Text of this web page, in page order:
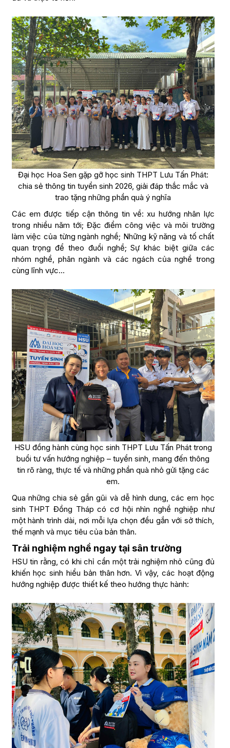
Đại học Hoa Sen gặp gỡ học sinh THPT Lưu Tấn Phát:
chia sẻ thông tin tuyển sinh 2026, giải đáp thắc mắc và
trao tặng những phần quà ý nghĩa
Các em được tiếp cận thông tin về: xu hướng nhân lực
trong nhiều năm tới; Đặc điểm công việc và môi trường
làm việc của từng ngành nghề; Những kỹ năng và tố chất
quan trọng để theo đuổi nghề; Sự khác biệt giữa các
nhóm nghề, phân ngành và các ngách của nghề trong
cùng lĩnh vực…
HSU đồng hành cùng học sinh THPT Lưu Tấn Phát trong
buổi tư vấn hướng nghiệp – tuyển sinh, mang đến thông
tin rõ ràng, thực tế và những phần quà nhỏ gửi tặng các
em.
Qua những chia sẻ gần gũi và dễ hình dung, các em học
sinh THPT Đồng Tháp có cơ hội nhìn nghề nghiệp như
một hành trình dài, nơi mỗi lựa chọn đều gắn với sở thích,
thế mạnh và mục tiêu của bản thân.
Trải nghiệm nghề ngay tại sân trường
HSU tin rằng, có khi chỉ cần một trải nghiệm nhỏ cũng đủ
khiến học sinh hiểu bản thân hơn. Vì vậy, các hoạt động
hướng nghiệp được thiết kế theo hướng thực hành: